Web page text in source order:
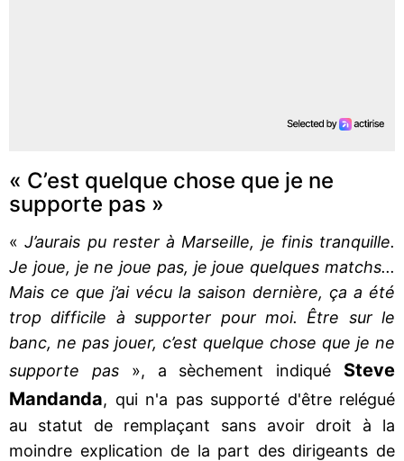
« C’est quelque chose que je ne
supporte pas »
«J’aurais pu rester à Marseille, je finis tranquille.
Je joue, je ne joue pas, je joue quelques matchs...
Mais ce que j’ai vécu la saison dernière, ça a été
trop difficile à supporter pour moi. Être sur le
banc, ne pas jouer, c’est quelque chose que je ne
supporte pas », a sèchement indiqué Steve
Mandanda, qui n'a pas supporté d'être relégué
au statut de remplaçant sans avoir droit à la
moindre explication de la part des dirigeants de